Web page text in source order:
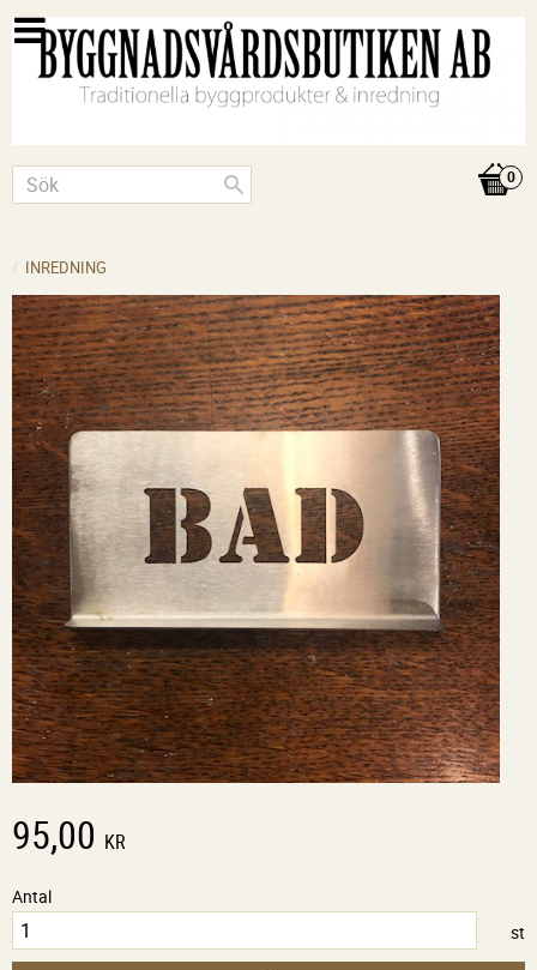
INREDNING
95,00 KR
Antal
st